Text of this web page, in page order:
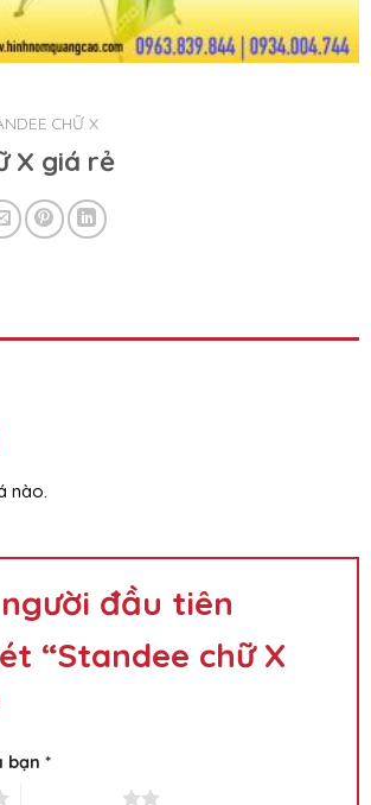
CHỮ X
X giá rẻ
nào.
đầu tiên
“Standee chữ X
bạn *